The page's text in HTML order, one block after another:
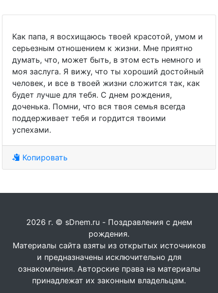
Как папа, я восхищаюсь твоей красотой, умом и
серьезным отношением к жизни. Мне приятно
думать, что, может быть, в этом есть немного и
моя заслуга. Я вижу, что ты хороший достойный
человек, и все в твоей жизни сложится так, как
будет лучше для тебя. С днем рождения,
доченька. Помни, что вся твоя семья всегда
поддерживает тебя и гордится твоими
успехами.
Копировать
2026 г. © sDnem.ru - Поздравления с днем
рождения.
Материалы сайта взяты из открытых источников
и предназначены исключительно для
ознакомления. Авторские права на материалы
принадлежат их законным владельцам.